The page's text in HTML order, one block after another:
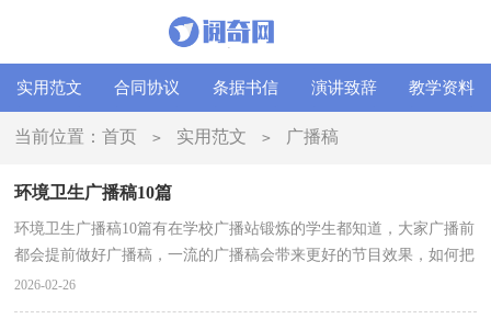
实用范文 合同协议 条据书信 演讲致辞 教学资料
当前位置：首页 > 实用范文 > 广播稿
环境卫生广播稿10篇
环境卫生广播稿10篇有在学校广播站锻炼的学生都知道，大家广播前
都会提前做好广播稿，一流的广播稿会带来更好的节目效果，如何把
广播稿做到重点突出呢？下面是小编为大家收集的环境...
2026-02-26